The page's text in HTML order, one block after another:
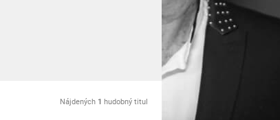
Nájdených 1 hudobný titul